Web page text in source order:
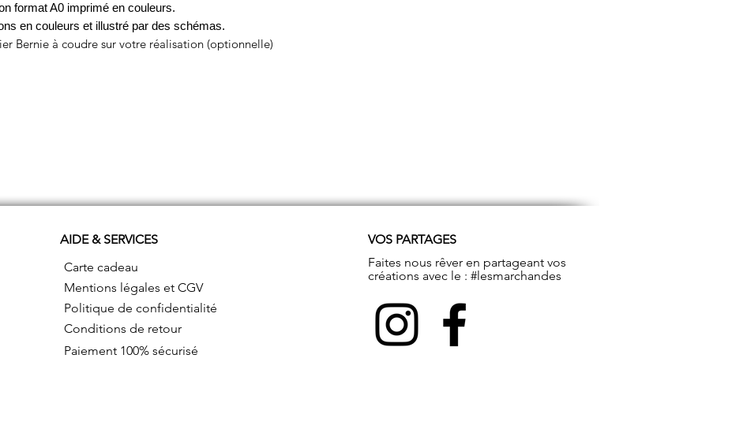
format A0 imprimé en couleurs.
en couleurs et illustré par des schémas.
Bernie à coudre sur votre réalisation (optionnelle)
AIDE & SERVICES
Carte cadeau
Mentions légales et CGV
Politique de confidentialité
Conditions de retour
Paiement 100% sécurisé
VOS PARTAGES
Faites nous rêver en partageant vos
créations avec le : #lesmarchandes